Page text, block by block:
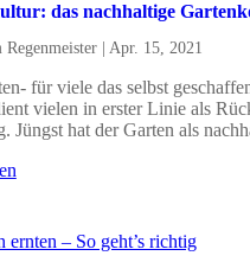
das nachhaltige
Regenmeister| Apr. 15, 2021
für viele das selbst
vielen in erster Linie als
Jüngst hat der Garten als